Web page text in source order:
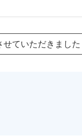
ていただきました